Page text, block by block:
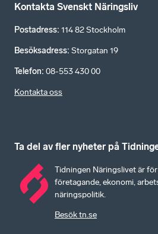
Kontakta Svenskt Näringsliv
Postadress: 114 82 Stockholm
Besöksadress: Storgatan 19
Telefon: 08-553 430 00
Kontakta oss
Ta del av fler nyheter på
Tidningen Näringslivet är
företagande, ekonomi,
näringspolitik.
Besök tn.se